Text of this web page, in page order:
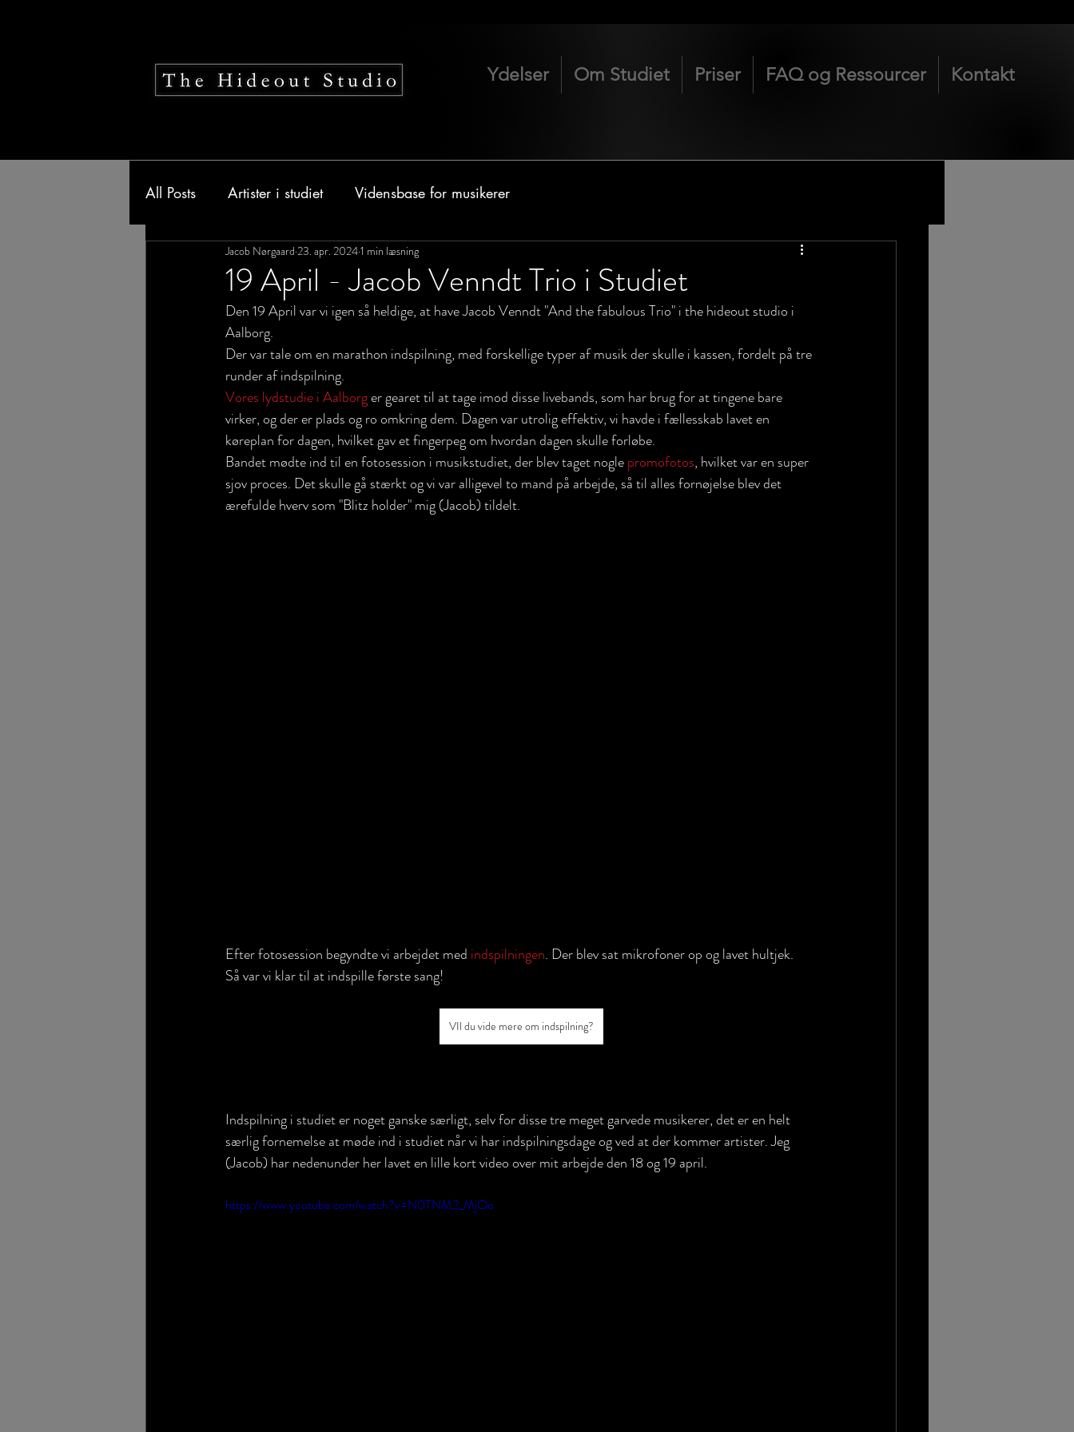
Ydelser Om Studiet Priser FAQ og Ressourcer Kontakt
All Posts Artister i studiet Vidensbase for musikerer
19 April - Jacob Venndt Trio i Studiet
Jacob Nørgaard 23. apr. 20241 min læsning
Den 19 April var vi igen så heldige, at have Jacob Venndt "And the fabulous Trio" i the hideout studio i
Aalborg.
Der var tale om en marathon indspilning, med forskellige typer af musik der skulle i kassen, fordelt på tre
runder af indspilning.
Vores lydstudie i Aalborg er gearet til at tage imod disse livebands, som har brug for at tingene bare
virker, og der er plads og ro omkring dem. Dagen var utrolig effektiv, vi havde i fællesskab lavet en
køreplan for dagen, hvilket gav et fingerpeg om hvordan dagen skulle forløbe.
Bandet mødte ind til en fotosession i musikstudiet, der blev taget nogle promofotos, hvilket var en super
sjov proces. Det skulle gå stærkt og vi var alligevel to mand på arbejde, så til alles fornøjelse blev det
ærefulde hverv som "Blitz holder" mig (Jacob) tildelt.
Efter fotosession begyndte vi arbejdet med indspilningen. Der blev sat mikrofoner op og lavet hultjek.
Så var vi klar til at indspille første sang!
VIl du vide mere om indspilning?
Indspilning i studiet er noget ganske særligt, selv for disse tre meget garvede musikerer, det er en helt
særlig fornemelse at møde ind i studiet når vi har indspilningsdage og ved at der kommer artister. Jeg
(Jacob) har nedenunder her lavet en lille kort video over mit arbejde den 18 og 19 april.
https://www.youtube.com/watch?v=N0TNM2_MjOo